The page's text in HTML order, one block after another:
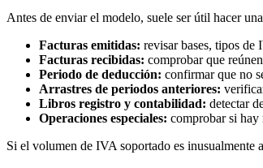
Antes de enviar el modelo, suele ser útil hacer
Facturas emitidas: revisar bases, tipos de
Facturas recibidas: comprobar que
Periodo de deducción: confirmar que no
Arrastres de periodos anteriores:
Libros registro y contabilidad: detectar
Operaciones especiales: comprobar si hay
Si el volumen de IVA soportado es inusualmente